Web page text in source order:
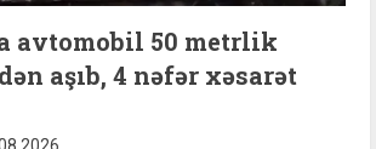
avtomobil 50 metrlik
aşıb, 4 nəfər xəsarət